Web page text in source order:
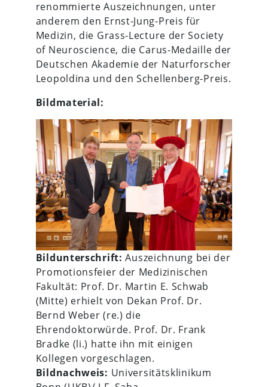
renommierte Auszeichnungen, unter
anderem den Ernst-Jung-Preis für
Medizin, die Grass-Lecture der Society
of Neuroscience, die Carus-Medaille der
Deutschen Akademie der Naturforscher
Leopoldina und den Schellenberg-Preis.
Bildmaterial:
Bildunterschrift: Auszeichnung bei der
Promotionsfeier der Medizinischen
Fakultät: Prof. Dr. Martin E. Schwab
(Mitte) erhielt von Dekan Prof. Dr.
Bernd Weber (re.) die
Ehrendoktorwürde. Prof. Dr. Frank
Bradke (li.) hatte ihn mit einigen
Kollegen vorgeschlagen.
Bildnachweis: Universitätsklinikum